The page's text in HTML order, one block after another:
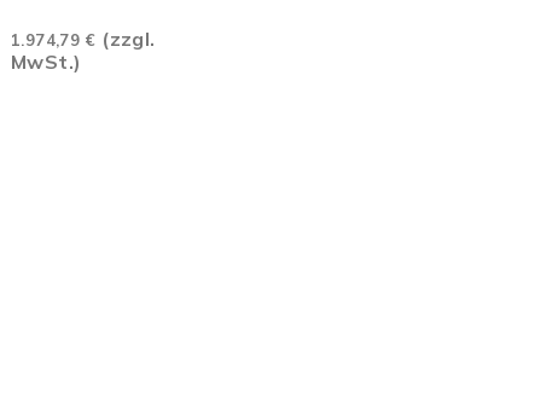
1.974,79 € (zzgl.
MwSt.)